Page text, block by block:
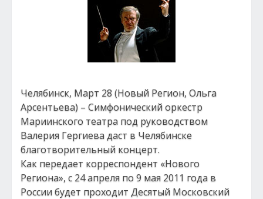
Челябинск, Март 28 (Новый Регион, Ольга
Арсентьева) – Симфонический оркестр
Мариинского театра под руководством
Валерия Гергиева даст в Челябинске
благотворительный концерт.
Как передает корреспондент «Нового
Региона», с 24 апреля по 9 мая 2011 года в
России будет проходит Десятый Московский